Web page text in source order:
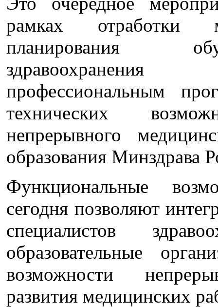
рамках отработки
планирования
профессиональным
технических
непрерывного
образования Минздрава
Функциональные
сегодня позволяют
специалистов
образовательные
возможности
развития медицинских